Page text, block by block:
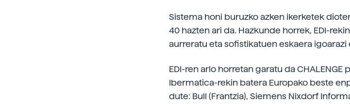
Sistema honi buruzko azken ikerketek
40 hazten ari da. Hazkunde horrek, EDI-
aurreratu eta sofistikatuen eskaera
EDI-ren arlo horretan garatu da CHALENGE
Ibermatica-rekin batera Europako beste
dute: Bull (Frantzia), Siemens Nixdorf